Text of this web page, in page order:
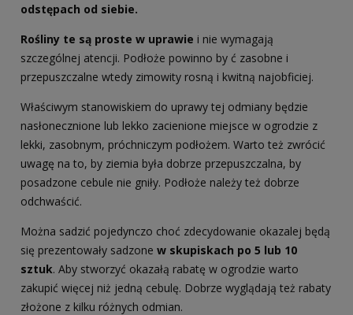
odstępach od siebie.
Rośliny te są proste w uprawie i nie wymagają
szczególnej atencji. Podłoże powinno by ć zasobne i
przepuszczalne wtedy zimowity rosną i kwitną najobficiej.
Właściwym stanowiskiem do uprawy tej odmiany będzie
nasłonecznione lub lekko zacienione miejsce w ogrodzie z
lekki, zasobnym, próchniczym podłożem. Warto też zwrócić
uwagę na to, by ziemia była dobrze przepuszczalna, by
posadzone cebule nie gniły. Podłoże należy też dobrze
odchwaścić.
Można sadzić pojedynczo choć zdecydowanie okazalej będą
się prezentowały sadzone w skupiskach po 5 lub 10
sztuk. Aby stworzyć okazałą rabatę w ogrodzie warto
zakupić więcej niż jedną cebulę. Dobrze wyglądają też rabaty
złożone z kilku różnych odmian.